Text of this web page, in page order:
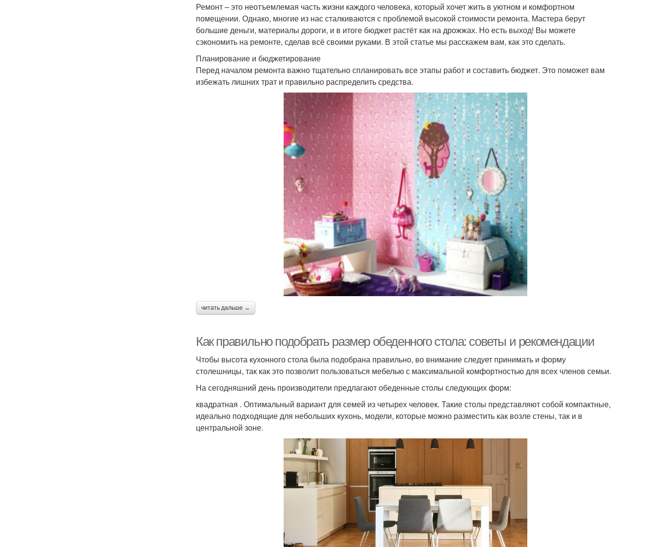
Ремонт – это неотъемлемая часть жизни каждого человека, который хочет жить в уютном и комфортном
помещении. Однако, многие из нас сталкиваются с проблемой высокой стоимости ремонта. Мастера берут
большие деньги, материалы дороги, и в итоге бюджет растёт как на дрожжах. Но есть выход! Вы можете
сэкономить на ремонте, сделав всё своими руками. В этой статье мы расскажем вам, как это сделать.
Планирование и бюджетирование
Перед началом ремонта важно тщательно спланировать все этапы работ и составить бюджет. Это поможет вам
избежать лишних трат и правильно распределить средства.
читать дальше →
Как правильно подобрать размер обеденного стола: советы и рекомендации
Чтобы высота кухонного стола была подобрана правильно, во внимание следует принимать и форму
столешницы, так как это позволит пользоваться мебелью с максимальной комфортностью для всех членов семьи.
На сегодняшний день производители предлагают обеденные столы следующих форм:
квадратная . Оптимальный вариант для семей из четырех человек. Такие столы представляют собой компактные,
идеально подходящие для небольших кухонь, модели, которые можно разместить как возле стены, так и в
центральной зоне.